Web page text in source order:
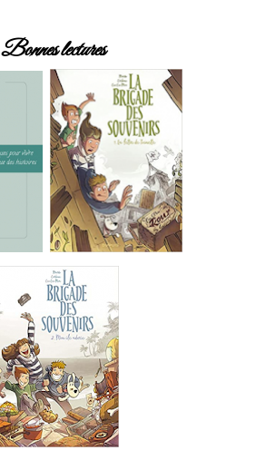
Bonnes lectures